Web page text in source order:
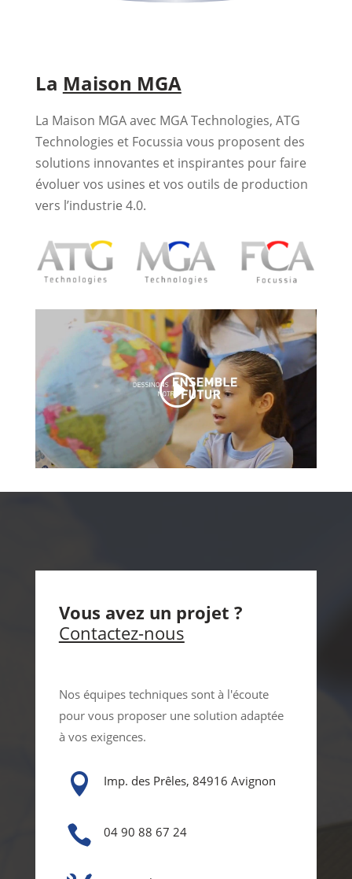
La Maison MGA
La Maison MGA avec MGA Technologies, ATG
Technologies et Focussia vous proposent des
solutions innovantes et inspirantes pour faire
évoluer vos usines et vos outils de production
vers l’industrie 4.0.
Vous avez un projet ?
Contactez-nous
Nos équipes techniques sont à l'écoute
pour vous proposer une solution adaptée
à vos exigences.
 Imp. des Prêles, 84916 Avignon
 04 90 88 67 24